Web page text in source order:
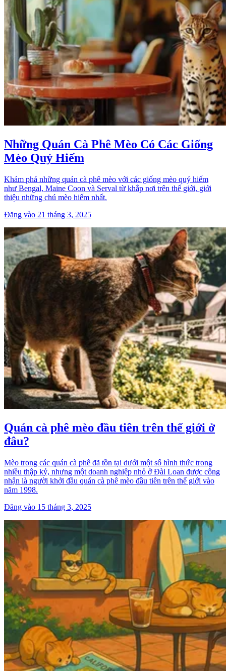
Những Quán Cà Phê Mèo Có Các Giống
Mèo Quý Hiếm
Khám phá những quán cà phê mèo với các giống mèo quý hiếm
như Bengal, Maine Coon và Serval từ khắp nơi trên thế giới, giới
thiệu những chú mèo hiếm nhất.
Đăng vào 21 tháng 3, 2025
Quán cà phê mèo đầu tiên trên thế giới ở
đâu?
Mèo trong các quán cà phê đã tồn tại dưới một số hình thức trong
nhiều thập kỷ, nhưng một doanh nghiệp nhỏ ở Đài Loan được công
nhận là người khởi đầu quán cà phê mèo đầu tiên trên thế giới vào
năm 1998.
Đăng vào 15 tháng 3, 2025